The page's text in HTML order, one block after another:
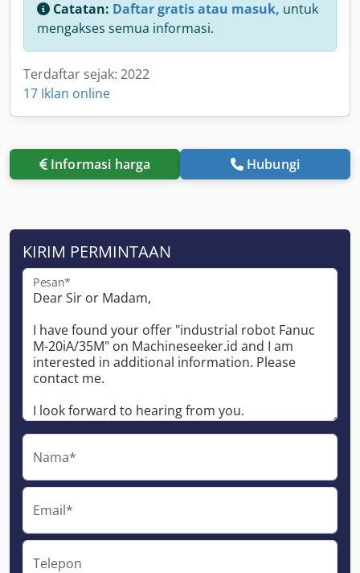
Catatan: Daftar gratis atau masuk, untuk
mengakses semua informasi.
Terdaftar sejak: 2022
17 Iklan online
Informasi harga Hubungi
KIRIM PERMINTAAN
Pesan*
Nama*
Email*
Telepon